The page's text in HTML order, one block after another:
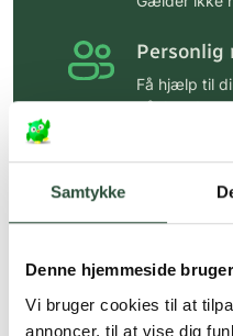
Samtykke
Denne hjemmeside
Vi bruger cookies til at
annoncer, til at vise dig
Personlig
Få hjælp til
på:
Hurtig
Hurtigt
*Gælder ikke
Stort